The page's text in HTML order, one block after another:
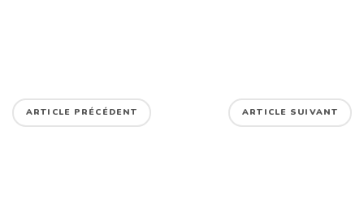
ARTICLE PRÉCÉDENT ARTICLE SUIVANT